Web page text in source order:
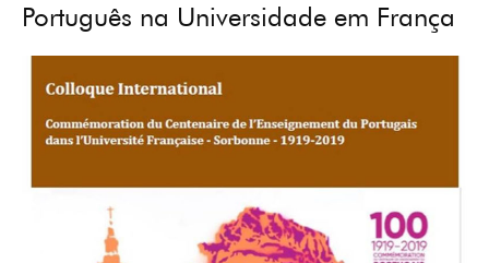
Português na Universidade em França